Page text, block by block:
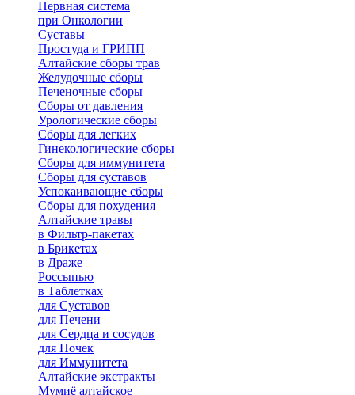
Нервная система
при Онкологии
Суставы
Простуда и ГРИПП
Алтайские сборы трав
Желудочные сборы
Печеночные сборы
Сборы от давления
Урологические сборы
Сборы для легких
Гинекологические сборы
Сборы для иммунитета
Сборы для суставов
Успокаивающие сборы
Сборы для похудения
Алтайские травы
в Фильтр-пакетах
в Брикетах
в Драже
Россыпью
в Таблетках
для Cуставов
для Печени
для Сердца и сосудов
для Почек
для Иммунитета
Алтайские экстракты
Мумиё алтайское